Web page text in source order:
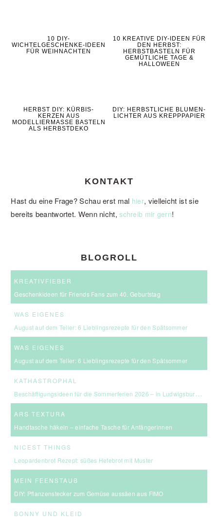
10 DIY-
WICHTELGESCHENKE-IDEEN
FÜR WEIHNACHTEN
10 KREATIVE DIY-IDEEN FÜR
DEN HERBST:
HERBSTBASTELN FÜR
GEMÜTLICHE TAGE &
HALLOWEEN
HERBST DIY: KÜRBIS-
KERZEN AUS
MODELLIERMASSE BASTELN
ALS HERBSTDEKO
DIY: HERBSTLICHE BLUMEN-
LICHTER AUS KREPPPAPIER
KONTAKT
Hast du eine Frage? Schau erst mal hier, vielleicht ist sie
bereits beantwortet. Wenn nicht,schreib mir gern!
BLOGROLL
KREATIVFIEBER
Geschenkideen für Friends Fans zum 40. Geburtstag
WAS EIGENES
August auf dem Teller: 6 Lieblingsrezepte für den Spätsommer
WAS EIGENES
August auf dem Teller: 6 Lieblingsrezepte für den Spätsommer
KATHASTROPHAL
Beschäftigungsideen für die Sommerferien 2026 – in Ludwigsburg, Stuttgart & Umgebung
ARS TEXTURA
Handtasche häkeln – einfache Tasche für Anfängerinnen
NICEST THINGS
Leopardenbrot Rezept: süßes Hefebrot mit Muster
MEIN FEENSTAUB
DIY: Pflanzenstecker zum Gemüse aussäen aus FIMO
BONNY UND KLEID